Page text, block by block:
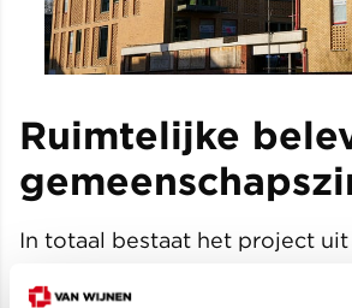
Ruimtelijke
In totaal bestaat het project